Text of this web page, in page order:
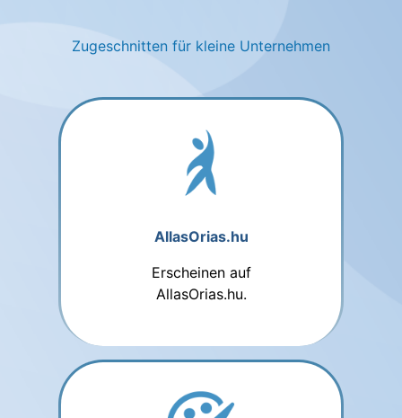
Zugeschnitten für kleine Unternehmen
AllasOrias.hu
Erscheinen auf
AllasOrias.hu.